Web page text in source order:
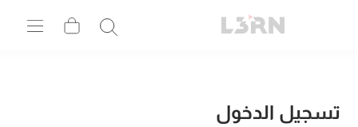
تسجيل الدخول